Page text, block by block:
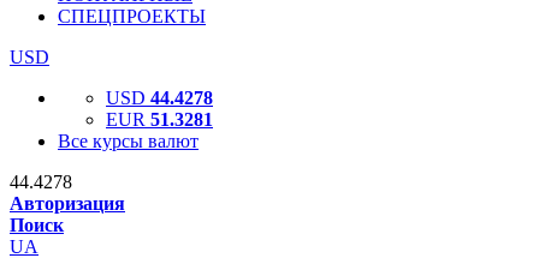
СПЕЦПРОЕКТЫ
USD
USD 44.4278
EUR 51.3281
Все курсы валют
44.4278
Авторизация
Поиск
UA